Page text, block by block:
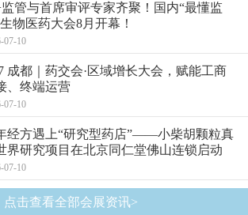
监管与首席审评专家齐聚！国内“最懂监
物医药大会8月开幕！
07-10
成都｜药交会·区域增长大会，赋能工商
、终端运营
07-10
经方遇上“研究型药店”——小柴胡颗粒真
界研究项目在北京同仁堂佛山连锁启动
07-10
点击查看全部会展资讯>